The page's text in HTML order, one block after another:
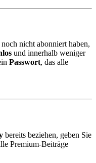
noch nicht abonniert haben,
und innerhalb weniger
Passwort, das alle
bereits beziehen, geben Sie
Premium-Beiträge